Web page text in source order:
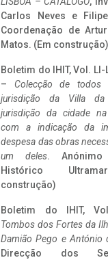
Carlos Neves e
Coordenação de
Matos. (Em construção)
Boletim do IHIT, Vol.
– Colecção de
jurisdição da Villa
jurisdição da cidade
com a indicação da
despesa das obras
um deles.
Histórico
construção)
Boletim do IHIT,
Tombos dos Fortes da
Damião Pego e António
Direcção dos